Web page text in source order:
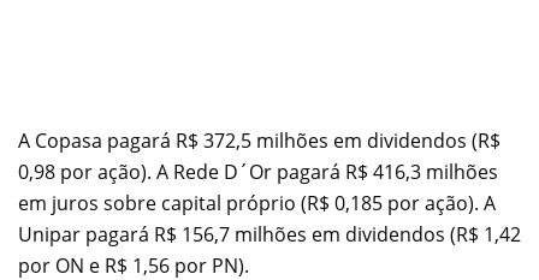
A Copasa pagará R$ 372,5 milhões em dividendos (R$
0,98 por ação). A Rede D´Or pagará R$ 416,3 milhões
em juros sobre capital próprio (R$ 0,185 por ação). A
Unipar pagará R$ 156,7 milhões em dividendos (R$ 1,42
por ON e R$ 1,56 por PN).